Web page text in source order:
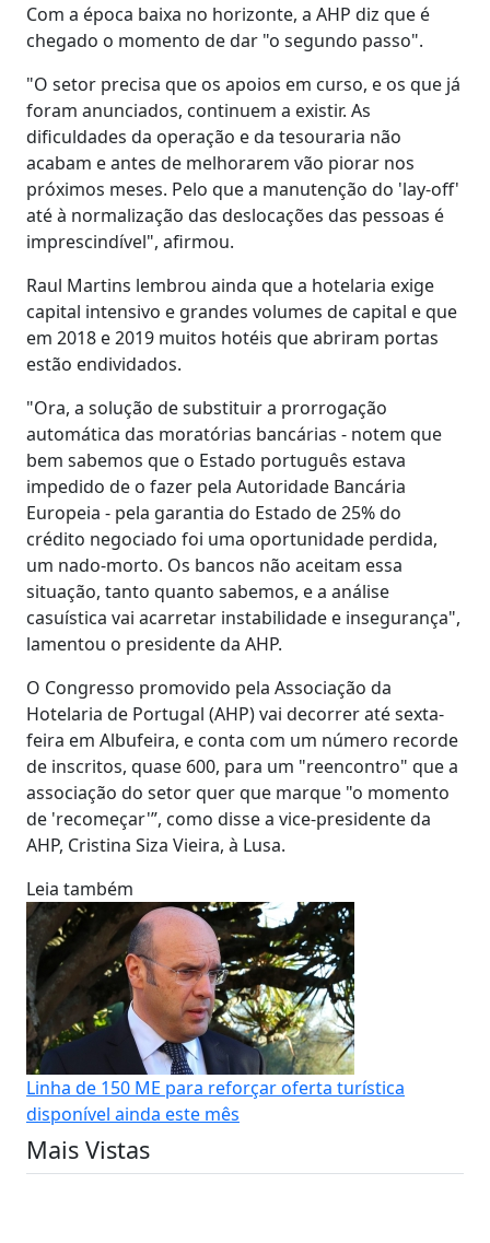
Com a época baixa no horizonte, a AHP diz que é
chegado o momento de dar "o segundo passo".
"O setor precisa que os apoios em curso, e os que já
foram anunciados, continuem a existir. As
dificuldades da operação e da tesouraria não
acabam e antes de melhorarem vão piorar nos
próximos meses. Pelo que a manutenção do 'lay-off'
até à normalização das deslocações das pessoas é
imprescindível", afirmou.
Raul Martins lembrou ainda que a hotelaria exige
capital intensivo e grandes volumes de capital e que
em 2018 e 2019 muitos hotéis que abriram portas
estão endividados.
"Ora, a solução de substituir a prorrogação
automática das moratórias bancárias - notem que
bem sabemos que o Estado português estava
impedido de o fazer pela Autoridade Bancária
Europeia - pela garantia do Estado de 25% do
crédito negociado foi uma oportunidade perdida,
um nado-morto. Os bancos não aceitam essa
situação, tanto quanto sabemos, e a análise
casuística vai acarretar instabilidade e insegurança",
lamentou o presidente da AHP.
O Congresso promovido pela Associação da
Hotelaria de Portugal (AHP) vai decorrer até sexta-
feira em Albufeira, e conta com um número recorde
de inscritos, quase 600, para um "reencontro" que a
associação do setor quer que marque "o momento
de 'recomeçar'”, como disse a vice-presidente da
AHP, Cristina Siza Vieira, à Lusa.
Leia também
Linha de 150 ME para reforçar oferta turística
disponível ainda este mês
Mais Vistas